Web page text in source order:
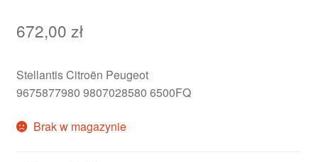
672,00 zł
Stellantis Citroën Peugeot
9675877980 9807028580 6500FQ
Brak w magazynie